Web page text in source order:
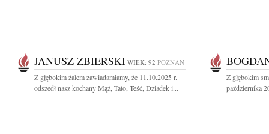
JANUSZ ZBIERSKI WIEK: 92 POZNAŃ
Z głębokim żalem zawiadamiamy, że 11.10.2025 r.
odszedł nasz kochany Mąż, Tato, Teść, Dziadek i...
Z głębokim
października